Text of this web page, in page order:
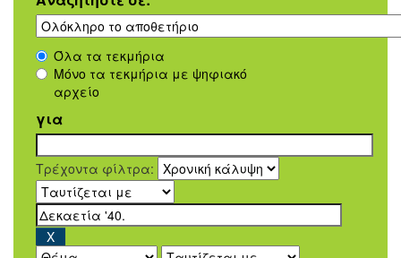
Όλα τα τεκμήρια
Μόνο τα τεκμήρια με ψηφιακό
αρχείο
για
Τρέχοντα φίλτρα: